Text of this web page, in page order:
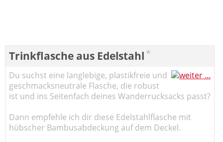
Trinkflasche aus Edelstahl *
Du suchst eine langlebige, plastikfreie und
geschmacksneutrale Flasche, die robust
ist und ins Seitenfach deines Wanderrucksacks passt?
Dann empfehle ich dir diese Edelstahlflasche mit
hübscher Bambusabdeckung auf dem Deckel.